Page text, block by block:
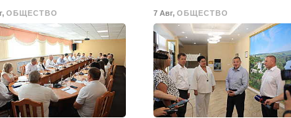
80-летие Победы Парк Героев-летчиков
,ОБЩЕСТВО 7 Авг, ОБЩЕСТВО